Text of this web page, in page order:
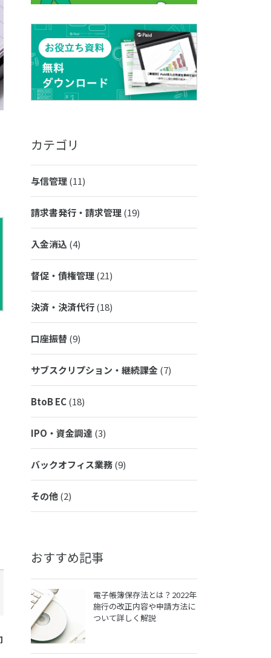
カテゴリ
与信管理(11)
請求書発行・請求管理(19)
入金消込 (4)
督促・債権管理(21)
決済・決済代行(18)
口座振替(9)
サブスクリプション・継続課金 (7)
BtoB EC(18)
IPO・資金調達 (3)
バックオフィス業務(9)
その他(2)
おすすめ記事
電子帳簿保存法とは？2022年
施行の改正内容や申請方法に
ついて詳しく解説